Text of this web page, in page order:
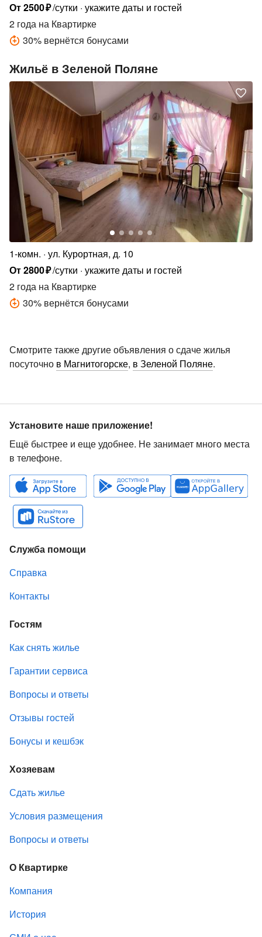
От2500₽/сутки укажите даты и гостей
2 года на Квартирке
30% вернётся бонусами
Жильё в Зеленой Поляне
1-комн.
От2800₽/сутки укажите даты и гостей
2 года на Квартирке
30% вернётся бонусами
Смотрите также другие объявления о сдаче жилья
посуточно в Магнитогорске, в Зеленой Поляне.
Установите наше приложение!
Ещё быстрее и еще удобнее. Не занимает много места
в телефоне.
Служба помощи
Справка
Контакты
Гостям
Как снять жилье
Гарантии сервиса
Вопросы и ответы
Отзывы гостей
Бонусы и кешбэк
Хозяевам
Сдать жилье
Условия размещения
Вопросы и ответы
О Квартирке
Компания
История